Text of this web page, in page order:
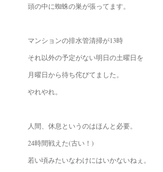
頭の中に蜘蛛の巣が張ってます。
マンションの排水管清掃が13時
それ以外の予定がない明日の土曜日を
月曜日から待ち侘びてました。
やれやれ。
人間、休息というのはほんと必要。
24時間戦えた(古い！)
若い頃みたいなわけにはいかないねぇ。